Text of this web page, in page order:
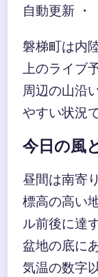
自動更新 ・
磐梯町は内
上のライブ
周辺の山沿
やすい状況で
今日の風
昼間は南寄
標高の高い
ル前後に達
盆地の底に
気温の数字